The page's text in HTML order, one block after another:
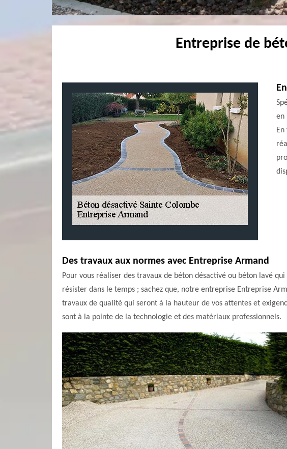
Entreprise de
en
Des travaux aux normes avec Entreprise Armand
Pour vous réaliser des travaux de béton désactivé ou béton lavé
résister dans le temps ; sachez que, notre entreprise Entreprise
travaux de qualité qui seront à la hauteur de vos attentes et
sont à la pointe de la technologie et des matériaux professionnels.